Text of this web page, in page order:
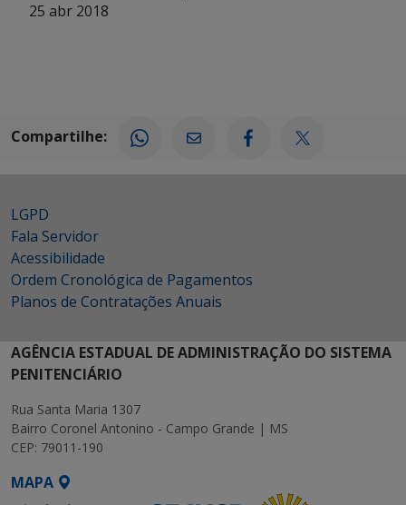
25 abr 2018
Compartilhe:
LGPD
Fala Servidor
Acessibilidade
Ordem Cronológica de Pagamentos
Planos de Contratações Anuais
AGÊNCIA ESTADUAL DE ADMINISTRAÇÃO DO SISTEMA
PENITENCIÁRIO
Rua Santa Maria 1307
Bairro Coronel Antonino - Campo Grande | MS
CEP: 79011-190
MAPA